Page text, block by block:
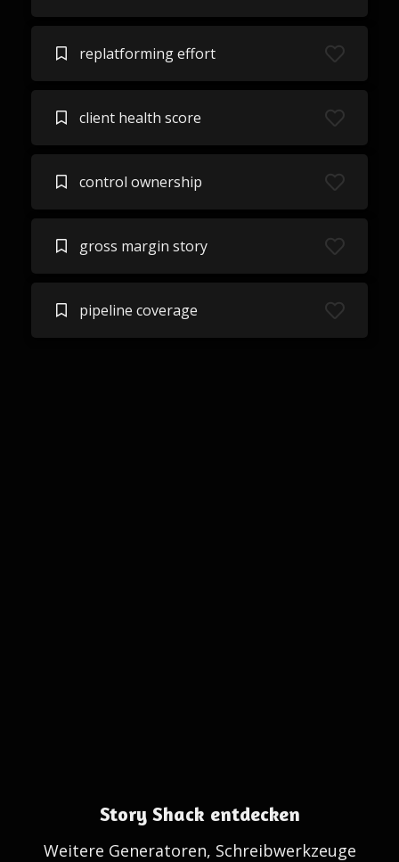
replatforming effort
client health score
control ownership
gross margin story
pipeline coverage
Story Shack entdecken
Weitere Generatoren, Schreibwerkzeuge